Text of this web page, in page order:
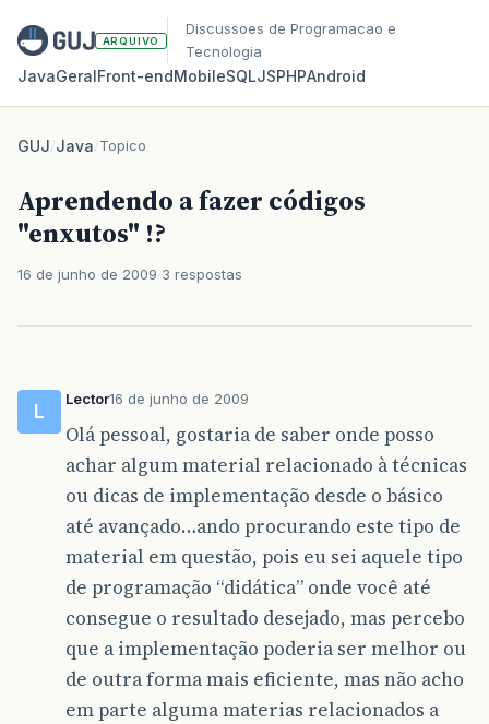
ARQUIVO
Discussoes de Programacao e
Tecnologia
JavaGeralFront‑endMobileSQLJSPHPAndroid
GUJ/Java/Topico
Aprendendo a fazer códigos
"enxutos" !?
16 de junho de 2009 3 respostas
L
Lector16 de junho de 2009
Olá pessoal, gostaria de saber onde posso
achar algum material relacionado à técnicas
ou dicas de implementação desde o básico
até avançado…ando procurando este tipo de
material em questão, pois eu sei aquele tipo
de programação “didática” onde você até
consegue o resultado desejado, mas percebo
que a implementação poderia ser melhor ou
de outra forma mais eficiente, mas não acho
em parte alguma materias relacionados a